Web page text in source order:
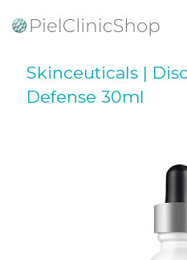
Skinceuticals |
Defense 30ml